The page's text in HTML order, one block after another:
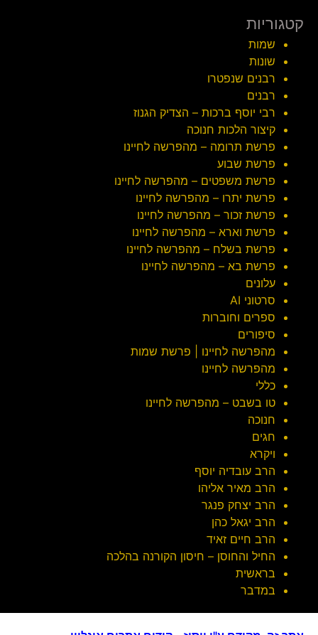
קטגוריות
שמות
שונות
רבנים שנפטרו
רבנים
רבי יוסף ברכות – הצדיק הגנוז
קיצור הלכות חנוכה
פרשת תרומה – מהפרשה לחיינו
פרשת שבוע
פרשת משפטים – מהפרשה לחיינו
פרשת יתרו – מהפרשה לחיינו
פרשת זכור – מהפרשה לחיינו
פרשת וארא – מהפרשה לחיינו
פרשת בשלח – מהפרשה לחיינו
פרשת בא – מהפרשה לחיינו
עלונים
סרטוני AI
ספרים וחוברות
סיפורים
מהפרשה לחיינו | פרשת שמות
מהפרשה לחיינו
כללי
טו בשבט – מהפרשה לחיינו
חנוכה
חגים
ויקרא
הרב עובדיה יוסף
הרב מאיר אליהו
הרב יצחק פנגר
הרב יגאל כהן
הרב חיים זאיד
החיל והחוסן – חיסון הקורנה בהלכה
בראשית
במדבר